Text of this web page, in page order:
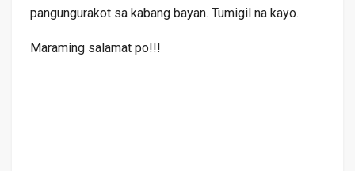
pangungurakot sa kabang bayan. Tumigil na kayo.
Maraming salamat po!!!